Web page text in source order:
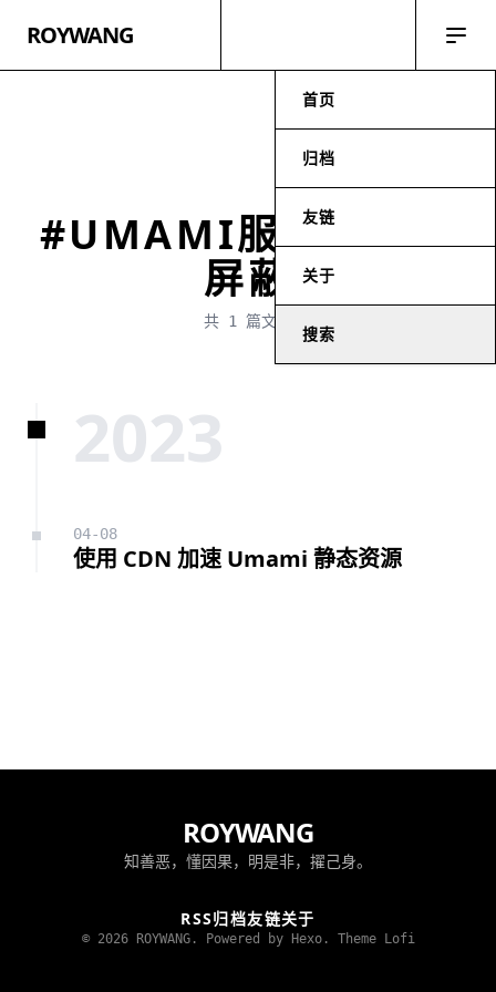
ROYWANG
首页
归档
友链
关于
搜索
#UMAMI服务域名被
屏蔽
共 1 篇文章
2023
04-08
使用 CDN 加速 Umami 静态资源
ROYWANG
知善恶，懂因果，明是非，擢己身。
RSS归档友链关于
© 2026 ROYWANG. Powered by Hexo. Theme Lofi